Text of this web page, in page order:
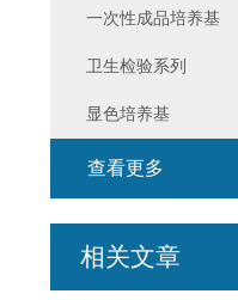
一次性成品培养基
卫生检验系列
显色培养基
查看更多
相关文章